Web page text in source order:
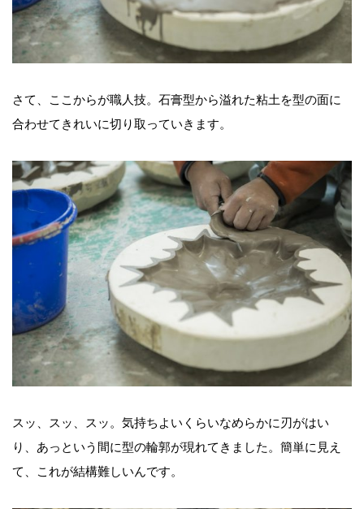
さて、ここからが職人技。石膏型から溢れた粘土を型の面に
合わせてきれいに切り取っていきます。
スッ、スッ、スッ。気持ちよいくらいなめらかに刃がはい
り、あっという間に型の輪郭が現れてきました。簡単に見え
て、これが結構難しいんです。